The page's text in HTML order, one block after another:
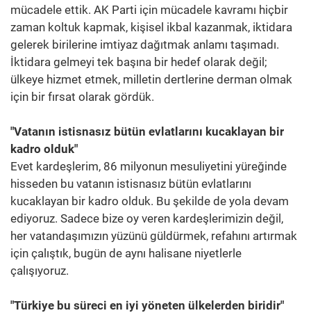
mücadele ettik. AK Parti için mücadele kavramı hiçbir
zaman koltuk kapmak, kişisel ikbal kazanmak, iktidara
gelerek birilerine imtiyaz dağıtmak anlamı taşımadı.
İktidara gelmeyi tek başına bir hedef olarak değil;
ülkeye hizmet etmek, milletin dertlerine derman olmak
için bir fırsat olarak gördük.
"Vatanın istisnasız bütün evlatlarını kucaklayan bir
kadro olduk"
Evet kardeşlerim, 86 milyonun mesuliyetini yüreğinde
hisseden bu vatanın istisnasız bütün evlatlarını
kucaklayan bir kadro olduk. Bu şekilde de yola devam
ediyoruz. Sadece bize oy veren kardeşlerimizin değil,
her vatandaşımızın yüzünü güldürmek, refahını artırmak
için çalıştık, bugün de aynı halisane niyetlerle
çalışıyoruz.
"Türkiye bu süreci en iyi yöneten ülkelerden biridir"